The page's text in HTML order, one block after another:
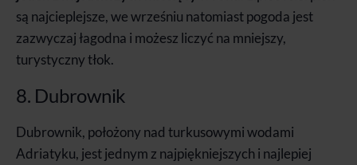
są najcieplejsze, we wrześniu natomiast pogoda jest
zazwyczaj łagodna i możesz liczyć na mniejszy,
turystyczny tłok.
8. Dubrownik
Dubrownik, położony nad turkusowymi wodami
Adriatyku, jest jednym z najpiękniejszych i najlepiej